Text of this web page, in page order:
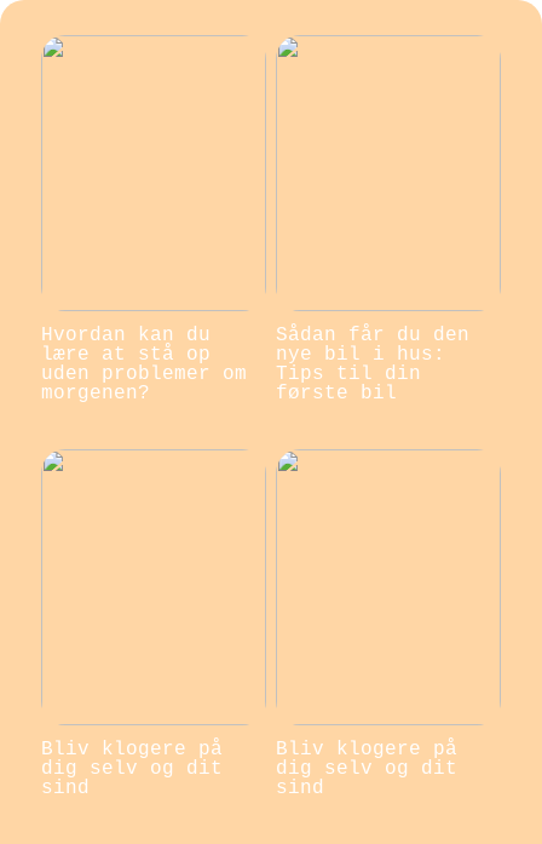
Hvordan kan du
lære at stå op
uden problemer om
morgenen?
Sådan får du den
nye bil i hus:
Tips til din
første bil
Bliv klogere på
dig selv og dit
sind
Bliv klogere på
dig selv og dit
sind